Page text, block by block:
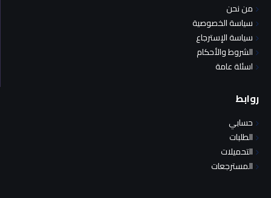
من نحن
سياسة الخصوصية
سياسة الإسترجاع
الشروط والأحكام
اسئلة عامة
روابط
حسابي
الطلبات
التحميلات
المسترجعات